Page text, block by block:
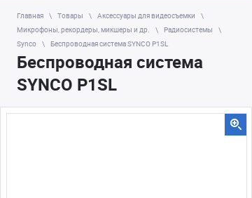
Главная Товары
Аксессуары для видеосъемки
Микрофоны, рекордеры, микшеры и др.
Радиосистемы
Synco
Беспроводная система SYNCO P1SL
Беспроводная система
SYNCO P1SL